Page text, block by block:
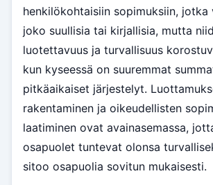
henkilökohtaisiin sopimuksiin, jotka
joko suullisia tai kirjallisia, mutta
luotettavuus ja turvallisuus
kun kyseessä on suuremmat
pitkäaikaiset järjestelyt.
rakentaminen ja oikeudellisten
laatiminen ovat avainasemassa,
osapuolet tuntevat olonsa
sitoo osapuolia sovitun mukaisesti.